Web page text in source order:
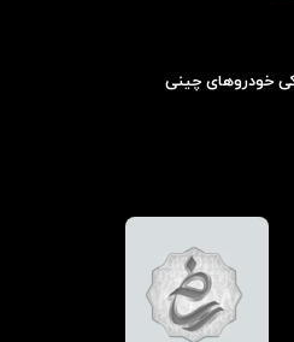
خودروهای چینی